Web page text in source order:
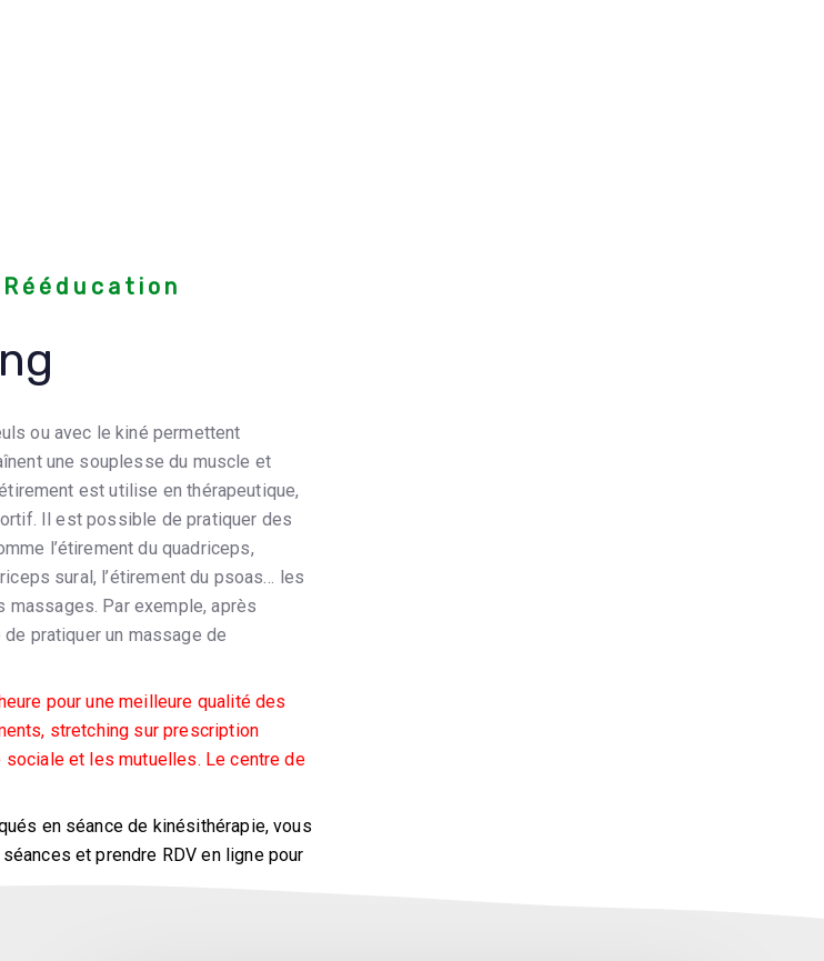
ou avec le kiné permettent
une souplesse du muscle et
est utilise en thérapeutique,
Il est possible de pratiquer des
l’étirement du quadriceps,
sural, l’étirement du psoas… les
Par exemple, après
pratiquer un massage de
pour une meilleure qualité des
stretching sur prescription
et les mutuelles. Le centre de
en séance de kinésithérapie, vous
et prendre RDV en ligne pour